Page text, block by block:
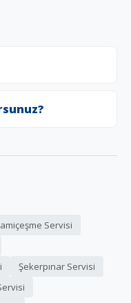
Servisi
Şekerpınar Servisi